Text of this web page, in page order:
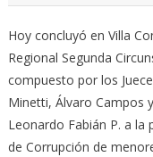
Hoy concluyó en Villa
Regional Segunda
compuesto por los
Minetti, Álvaro Campos
Leonardo Fabián P. a la
de Corrupción de